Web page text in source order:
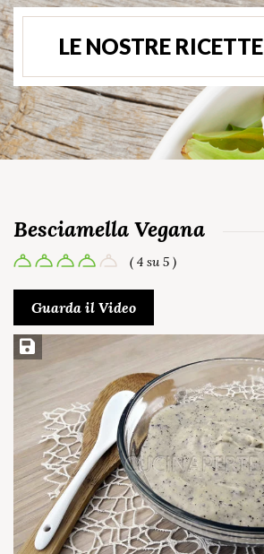
LE NOSTRE RICETTE
Besciamella Vegana
( 4 su 5 )
Guarda il Video
Salva ricetta